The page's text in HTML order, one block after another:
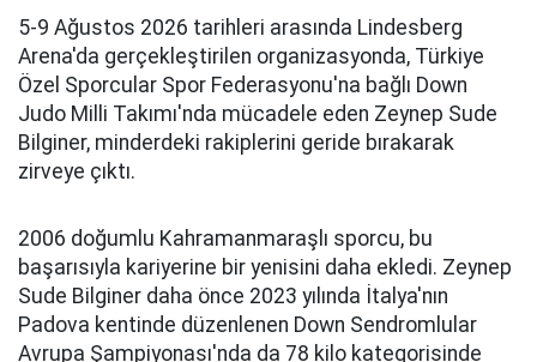
5-9 Ağustos 2026 tarihleri arasında Lindesberg
Arena'da gerçekleştirilen organizasyonda, Türkiye
Özel Sporcular Spor Federasyonu'na bağlı Down
Judo Milli Takımı'nda mücadele eden Zeynep Sude
Bilginer, minderdeki rakiplerini geride bırakarak
zirveye çıktı.
2006 doğumlu Kahramanmaraşlı sporcu, bu
başarısıyla kariyerine bir yenisini daha ekledi. Zeynep
Sude Bilginer daha önce 2023 yılında İtalya'nın
Padova kentinde düzenlenen Down Sendromlular
Avrupa Şampiyonası'nda da 78 kilo kategorisinde